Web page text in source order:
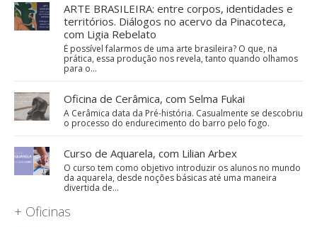
ARTE BRASILEIRA: entre corpos, identidades e
territórios. Diálogos no acervo da Pinacoteca,
com Ligia Rebelato
É possível falarmos de uma arte brasileira? O que, na
prática, essa produção nos revela, tanto quando olhamos
para o…
Oficina de Cerâmica, com Selma Fukai
A Cerâmica data da Pré-história. Casualmente se descobriu
o processo do endurecimento do barro pelo fogo.
Curso de Aquarela, com Lilian Arbex
O curso tem como objetivo introduzir os alunos no mundo
da aquarela, desde noções básicas até uma maneira
divertida de…
+ Oficinas